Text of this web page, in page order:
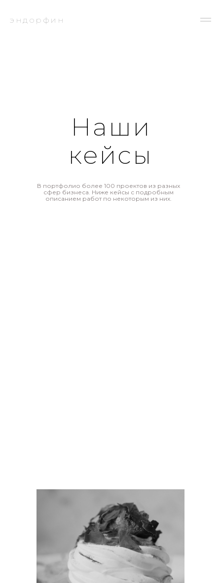
эндорфин
Наши
кейсы
В портфолио более 100 проектов из разных
сфер бизнеса. Ниже кейсы с подробным
описанием работ по некоторым из них.